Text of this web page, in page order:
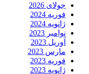
جولای 2026
فوریه 2024
ژانویه 2024
نوامبر 2023
آوریل 2023
مارس 2023
فوریه 2023
ژانویه 2023